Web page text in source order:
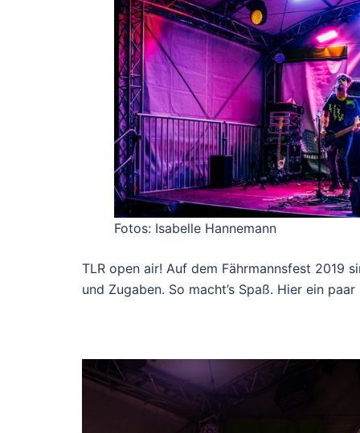
Fotos: Isabelle Hannemann
TLR open air! Auf dem Fährmannsfest 2019
und Zugaben. So macht’s Spaß. Hier ein